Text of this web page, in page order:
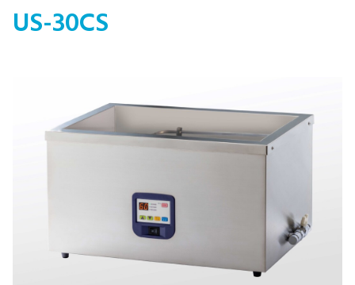
洗浄液について
お問い合わせ
US-30CS